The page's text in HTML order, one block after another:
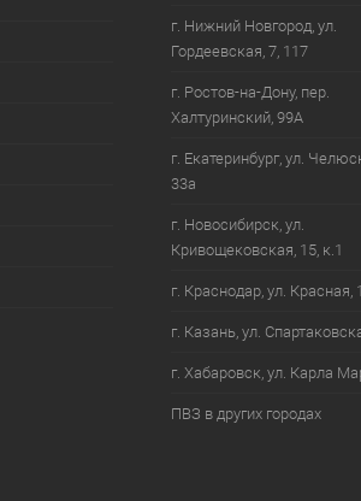
г. Нижний Новгород, ул.
Гордеевская, 7, 117
г. Ростов-на-Дону, пер.
Халтуринский, 99А
г. Екатеринбург, ул.
33а
г. Новосибирск, ул.
Кривощековская, 15, к.1
г. Краснодар, ул. Красная,
г. Казань, ул.
г. Хабаровск, ул. Карла
ПВЗ в других городах